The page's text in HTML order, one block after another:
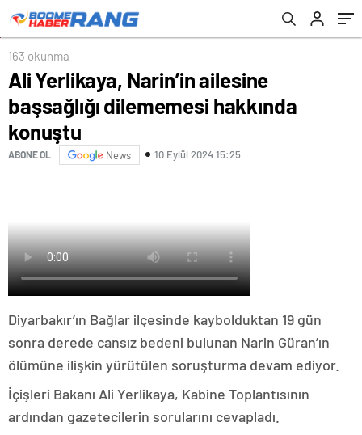
163 okunma
Ali Yerlikaya, Narin’in ailesine
başsağlığı dilememesi hakkında
konuştu
ABONE OL News 10 Eylül 2024 15:25
Diyarbakır’ın Bağlar ilçesinde kaybolduktan 19 gün
sonra derede cansız bedeni bulunan Narin Güran’ın
ölümüne ilişkin yürütülen soruşturma devam ediyor.
İçişleri Bakanı Ali Yerlikaya, Kabine Toplantısının
ardından gazetecilerin sorularını cevapladı.